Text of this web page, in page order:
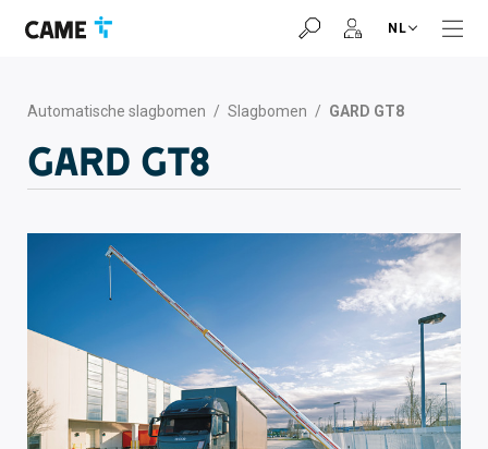
naar
naar
naar
NL
Automatische slagbomen / Slagbomen / GARD GT8
GARD GT8